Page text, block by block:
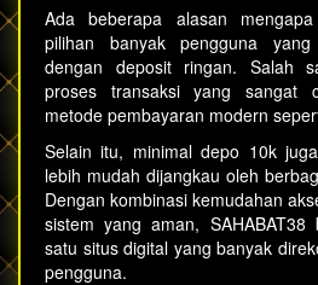
Ada beberapa alasan
pilihan banyak pengguna
dengan deposit ringan. Salah
proses transaksi yang sangat
metode pembayaran modern
Selain itu, minimaldepo 10kjuga
lebih mudah dijangkau oleh
Dengan kombinasi kemudahan
sistem yang aman, SAHABAT38
satu situs digital yang banyak
pengguna.